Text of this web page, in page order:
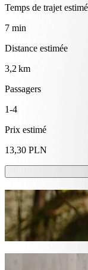
Temps de trajet estimé
7 min
Distance estimée
3,2 km
Passagers
1-4
Prix estimé
13,30 PLN
Trottinette
Déplacez-vous à
Télécharger l'appli Bolt
Déplacez-